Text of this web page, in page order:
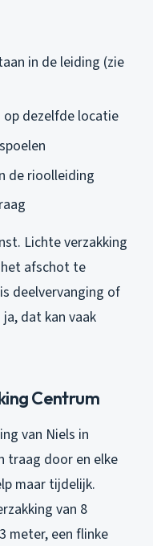
in de leiding (zie
op dezelfde locatie
de rioolleiding
Lichte verzakking
afschot te
deelvervanging of
dat kan vaak
Centrum
van Niels in
traag door en elke
maar tijdelijk.
van 8
meter, een flinke